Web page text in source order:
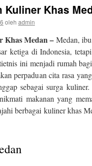
Kuliner Khas
oleh admin
Khas Medan – Medan,
ketiga di Indonesia,
ini menjadi rumah
perpaduan cita rasa
sebagai surga
makanan yang
berbagai kuliner khas